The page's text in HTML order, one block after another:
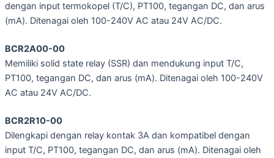
dengan input termokopel (T/C), PT100, tegangan DC, dan arus
(mA). Ditenagai oleh 100-240V AC atau 24V AC/DC.
BCR2A00-00
Memiliki solid state relay (SSR) dan mendukung input T/C,
PT100, tegangan DC, dan arus (mA). Ditenagai oleh 100-240V
AC atau 24V AC/DC.
BCR2R10-00
Dilengkapi dengan relay kontak 3A dan kompatibel dengan
input T/C, PT100, tegangan DC, dan arus (mA). Ditenagai oleh